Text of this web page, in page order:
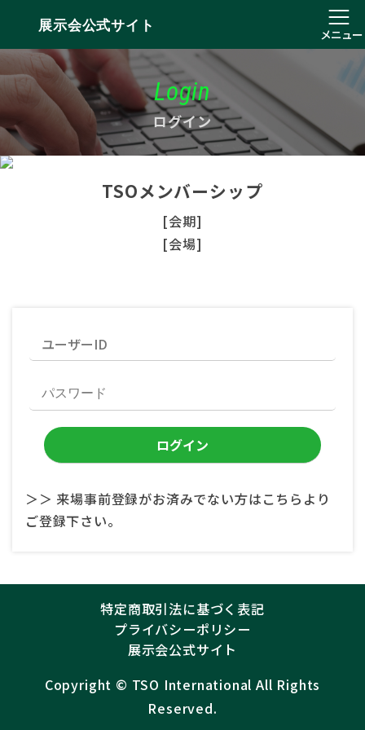
展示会公式サイト
メニュー
Login
ログイン
TSOメンバーシップ
[会期]
[会場]
＞＞ 来場事前登録がお済みでない方はこちらより
ご登録下さい。
特定商取引法に基づく表記
プライバシーポリシー
展示会公式サイト
Copyright ©︎ TSO International All Rights
Reserved.